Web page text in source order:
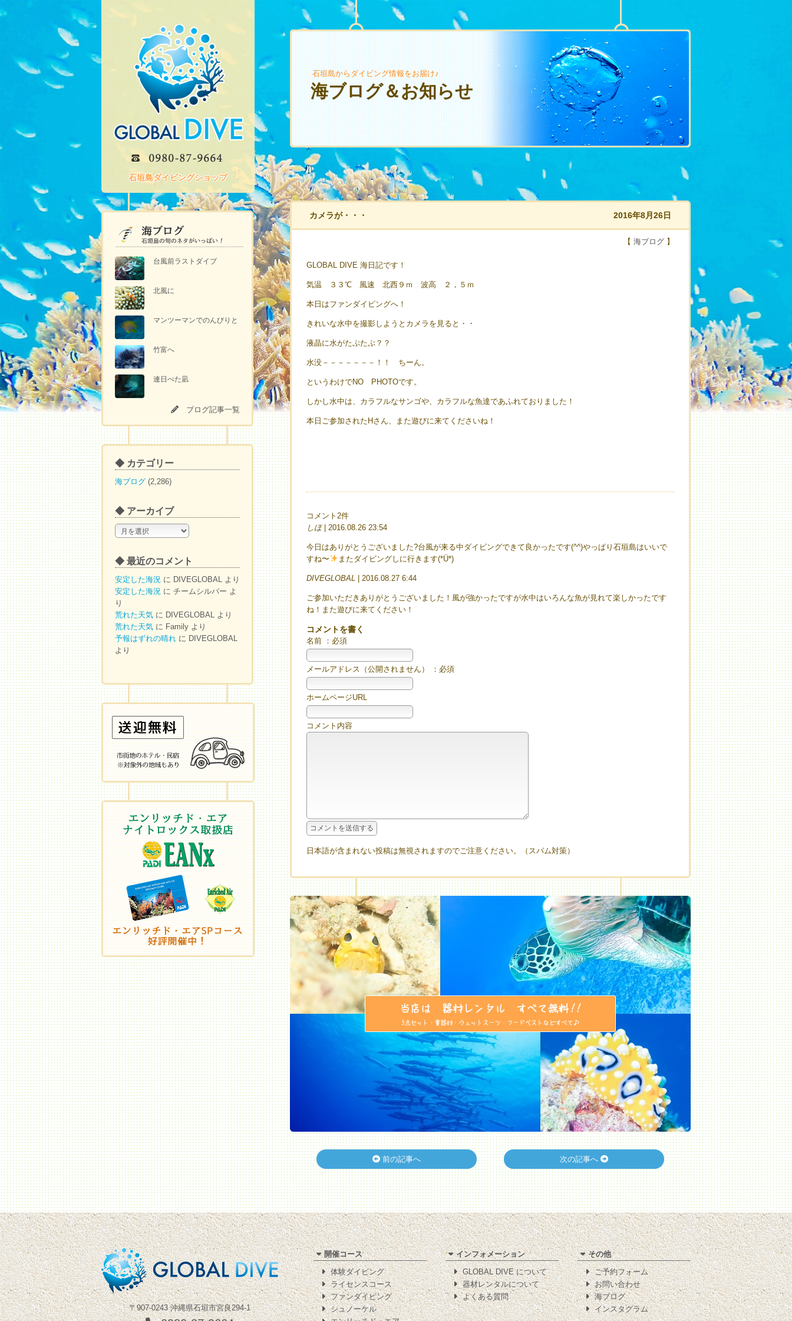
石垣島ダイビングショップ
台風前ラストダイブ
北風に
マンツーマンでのんびりと
竹富へ
連日べた凪
ブログ記事一覧
◆ カテゴリー
海ブログ (2,286)
◆ アーカイブ
◆
ア
カ
イ
ブ
◆ 最近のコメント
安定した海況 に DIVEGLOBAL より
安定した海況 に チームシルバー よ
り
荒れた天気 に DIVEGLOBAL より
荒れた天気 に Family より
予報はずれの晴れ に DIVEGLOBAL
より
石垣島からダイビング情報をお届け♪
海ブログ＆お知らせ
カメラが・・・ 2016年8月26日
【 海ブログ 】
GLOBAL DIVE 海日記です！
気温 ３３℃ 風速 北西９ｍ 波高 ２，５ｍ
本日はファンダイビングへ！
きれいな水中を撮影しようとカメラを見ると・・
液晶に水がたぷたぷ？？
水没－－－－－－－！！ ちーん。
というわけでNO PHOTOです。
しかし水中は、カラフルなサンゴや、カラフルな魚達であふれておりました！
本日ご参加されたHさん、また遊びに来てくださいね！
コメント2件
しほ| 2016.08.26 23:54
今日はありがとうございました?台風が来る中ダイビングできて良かったです(^^)やっぱり石垣島はいいで
すね〜
またダイビングしに行きます(*Ü*)
DIVEGLOBAL | 2016.08.27 6:44
ご参加いただきありがとうございました！風が強かったですが水中はいろんな魚が見れて楽しかったです
ね！また遊びに来てください！
コメントを書く
名前 ：必須
メールアドレス（公開されません） ：必須
ホームページURL
コメント内容
日本語が含まれない投稿は無視されますのでご注意ください。（スパム対策）
前の記事へ 次の記事へ
〒907-0243 沖縄県石垣市宮良294-1
開催コース
体験ダイビング
ライセンスコース
ファンダイビング
シュノーケル
インフォメーション
GLOBAL DIVE について
器材レンタルについて
よくある質問
その他
ご予約フォーム
お問い合わせ
海ブログ
インスタグラム